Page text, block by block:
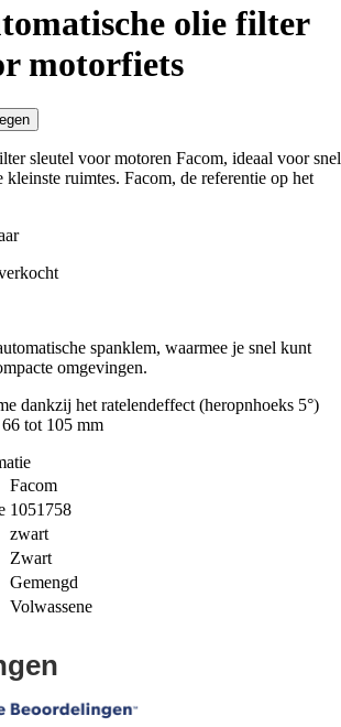
olie filter
motorfiets
sleutel voor motoren Facom, ideaal voor snel
ruimtes. Facom, de referentie op het
spanklem, waarmee je snel kunt
omgevingen.
dankzij het ratelendeffect (heropnhoeks 5°)
tot 105 mm
Facom
1051758
zwart
Zwart
Gemengd
Volwassene